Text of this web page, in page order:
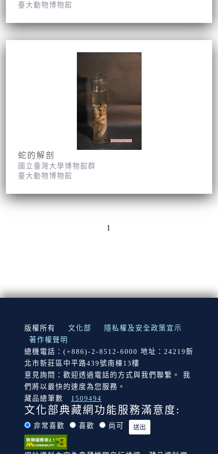
臺大動物博物館
蛇的解剖
國立臺灣大學博物館群
臺大動物博物館
1
:::
版權所有 文化部
隱私權及安全政策宣示
著作權聲明
總機電話：(+886)-2-8512-6000 地址：24219新
北市新莊區中平路439號南棟13樓
意見詢問：歡迎透過電話的方式與我們聯繫。 我
們將以最快的速度為您服務。
藏品總筆數
1509494
文化部典藏網功能服務滿意度:
非常喜歡 喜歡 尚可